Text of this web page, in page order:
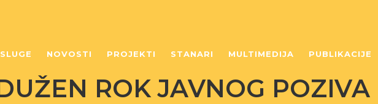
NOVOSTI PROJEKTI STANARI MULTIMEDIJA PUBLIKACIJE
ROK JAVNOG